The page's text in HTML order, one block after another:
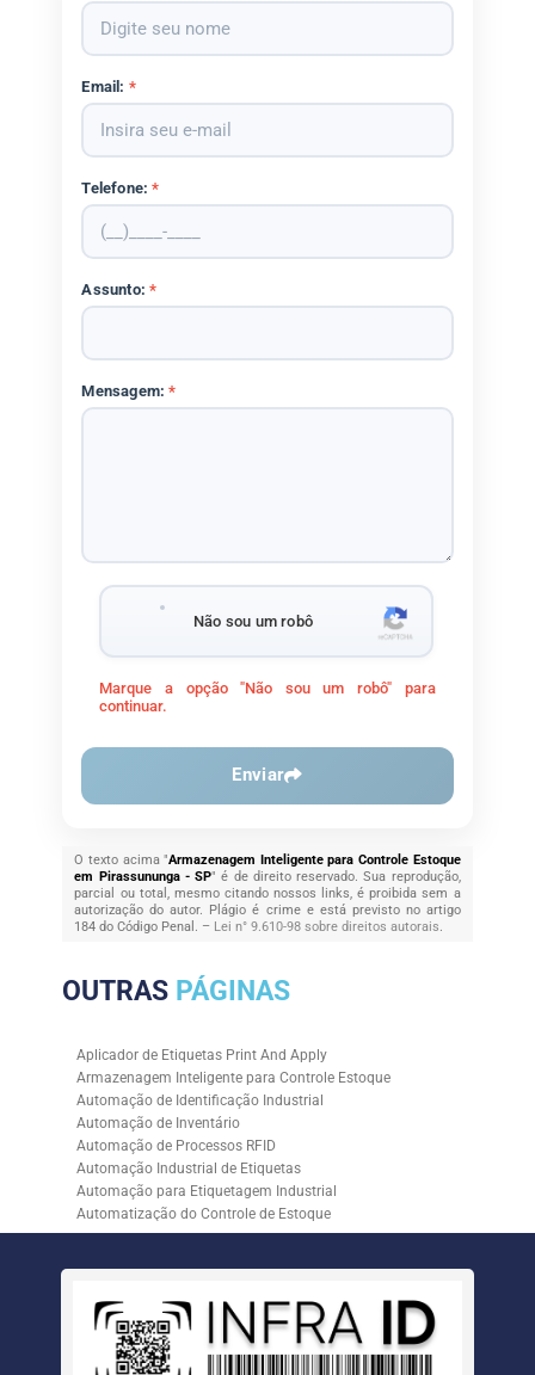
Email: *
Telefone:*
Assunto:*
Mensagem:*
Não sou um robô
Marque a opção "Não sou um robô" para
continuar.
Enviar
O texto acima "Armazenagem Inteligente para Controle Estoque
em Pirassununga - SP" é de direito reservado. Sua reprodução,
parcial ou total, mesmo citando nossos links, é proibida sem a
autorização do autor. Plágio é crime e está previsto no artigo
184 do Código Penal. – Lei n° 9.610-98 sobre direitos autorais.
OUTRAS PÁGINAS
Aplicador de Etiquetas Print And Apply
Armazenagem Inteligente para Controle Estoque
Automação de Identificação Industrial
Automação de Inventário
Automação de Processos RFID
Automação Industrial de Etiquetas
Automação para Etiquetagem Industrial
Automatização do Controle de Estoque
Controle de Estoque com RFID
Empresa de Automação para Processos Logísticos
Empresa de Rastreabilidade Industrial
Empresa de Soluções para Etiquetagem